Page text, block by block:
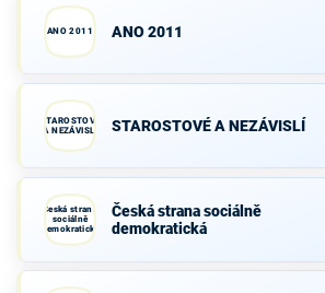
ANO 2011 ANO 2011
STAROSTOVÉ
A NEZÁVISLÍ
STAROSTOVÉ A NEZÁVISLÍ
Česká strana
sociálně
demokratická
Česká strana sociálně
demokratická